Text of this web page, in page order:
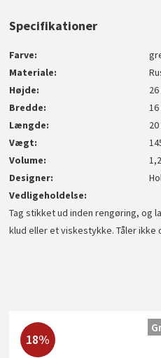
Specifikationer
Farve
Materiale
Højde
Bredde
16
Længde
Vægt
Volume
Designer
Vedligeholdelse
Tag stikket ud inden rengøring, og
klud eller et viskestykke. Tåler
18%